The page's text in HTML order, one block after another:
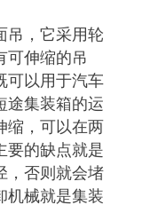
，它采用轮
可伸缩的吊
可以用于汽车
途集装箱的运
缩，可以在两
要的缺点就是
，否则就会堵
机械就是集装